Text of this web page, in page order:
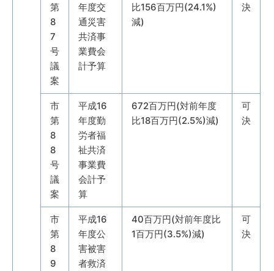
第
8
7
号
議
案
年度交
通災害
共済事
業費会
計予算
比156百万円(24.1%)
減)
決
市
第
8
8
号
議
案
平成16
年度勤
労者福
祉共済
事業費
会計予
算
672百万円(対前年度
比18百万円(2.5%)減)
可
決
市
第
8
9
平成16
年度公
害被害
者救済
40百万円(対前年度比
1百万円(3.5%)減)
可
決